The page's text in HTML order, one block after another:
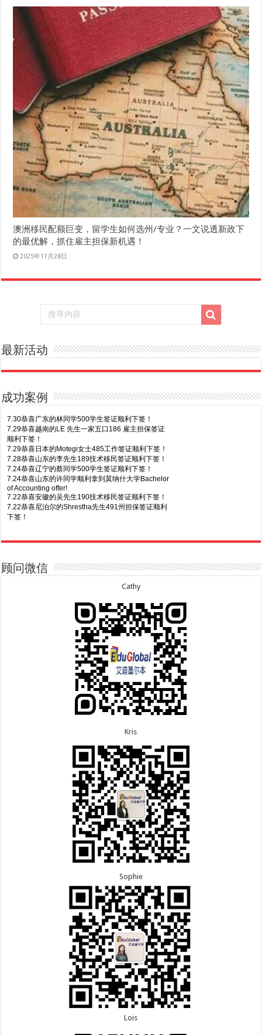
澳洲移民配额巨变，留学生如何选州/专业？一文说透新政下
的最优解，抓住雇主担保新机遇！
2025年11月28日
最新活动
成功案例
Business offer！
8.6恭喜江苏的谢先生600旅游签证顺利下签，三年多
8.5恭喜江苏的杨女士190技术移民签证顺利下签！
8.3恭喜黑龙江的刘女士864父母签证顺利下签！
8.3恭喜天津的陈同学和妈妈590+500学生签证顺利
7.30恭喜广东的林同学500学生签证顺利下签！
7.29恭喜越南的LE 先生一家五口186 雇主担保签证
顺利下签！
7.29恭喜日本的Motegi女士485工作签证顺利下签！
7.28恭喜山东的李先生189技术移民签证顺利下签！
7.24恭喜辽宁的蔡同学500学生签证顺利下签！
7.24恭喜山东的许同学顺利拿到莫纳什大学Bachelor
of Accounting offer!
7.22恭喜安徽的吴先生190技术移民签证顺利下签！
7.22恭喜尼泊尔的Shrestha先生491州担保签证顺利
下签！
签！
7.15恭喜江苏的曹同学500学生签证顺利下签！
7.13恭喜广东的邓同学500学生签证顺利下签！
7.9恭喜广东的喻同学500学生签证顺利下签！
7.8恭喜黑龙江的刘女士600旅游签证顺利下签，三年
7.7恭喜北京的王先生和孩子600旅游签证顺利下签，
顾问微信
Cathy
Kris
Sophie
Lois